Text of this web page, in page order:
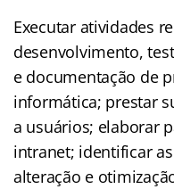
Executar atividades
desenvolvimento,
e documentação de
informática; prestar
a usuários; elaborar
intranet; identificar
alteração e